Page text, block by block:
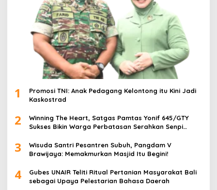
1
Promosi TNI: Anak Pedagang Kelontong itu Kini Jadi
Kaskostrad
2
Winning The Heart, Satgas Pamtas Yonif 645/GTY
Sukses Bikin Warga Perbatasan Serahkan Senpi
3
Wisuda Santri Pesantren Subuh, Pangdam V
Brawijaya: Memakmurkan Masjid Itu Begini!
4
Gubes UNAIR Teliti Ritual Pertanian Masyarakat Bali
sebagai Upaya Pelestarian Bahasa Daerah